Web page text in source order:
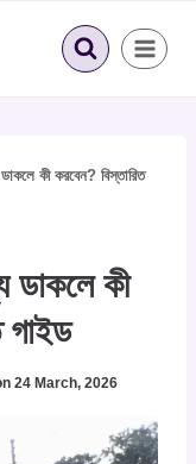
কী করবেন? বিস্তারিত
ডাকলে কী
গাইড
24 March, 2026